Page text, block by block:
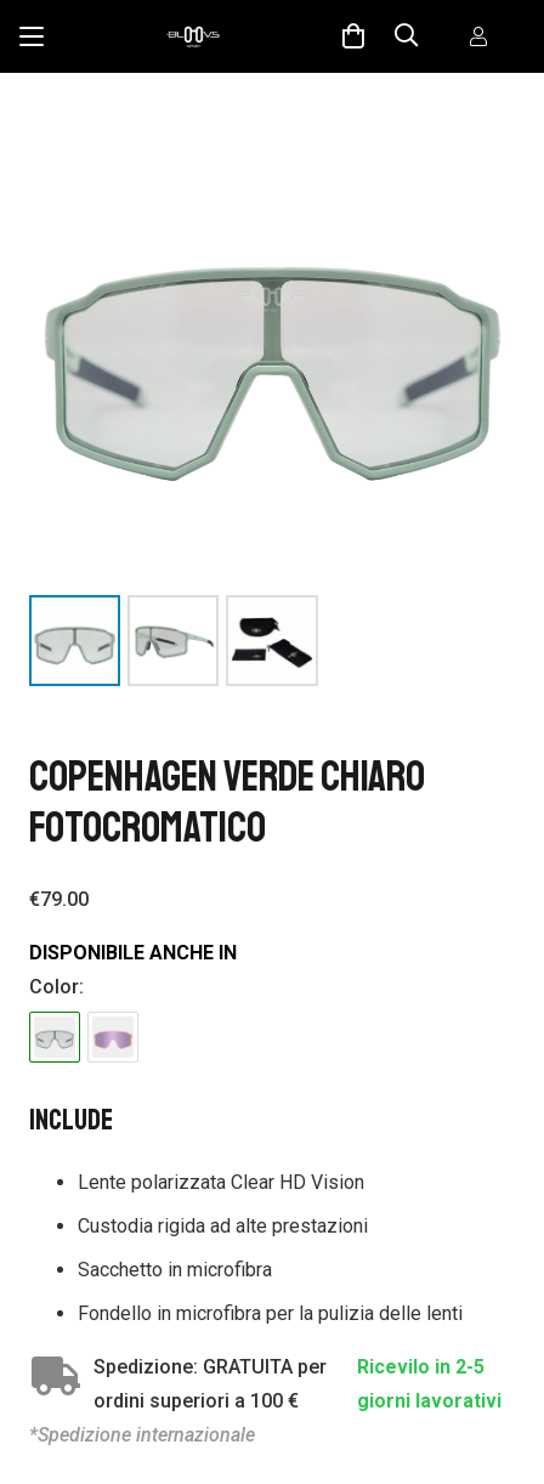
COPENHAGEN VERDE CHIARO
FOTOCROMATICO
€79.00
DISPONIBILE ANCHE IN
Color:
Include
Lente polarizzata Clear HD Vision
Custodia rigida ad alte prestazioni
Sacchetto in microfibra
Fondello in microfibra per la pulizia delle lenti
Spedizione: GRATUITA per
ordini superiori a 100 €
Ricevilo in 2-5
giorni lavorativi
*Spedizione internazionale